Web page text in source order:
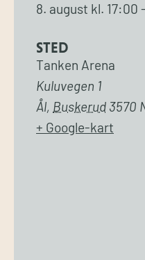
8. august kl. 17:00 -
STED
Tanken Arena
Kuluvegen 1
Ål, Buskerud 3570
+ Google-kart